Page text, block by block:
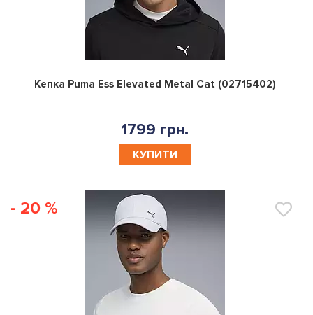
0
Кепка Puma Ess Elevated Metal Cat (02715402)
1799 грн.
КУПИТИ
- 20 %